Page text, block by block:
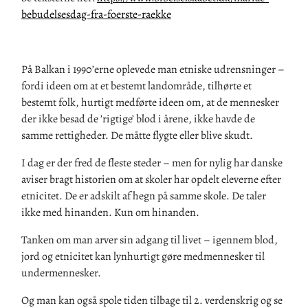
bebudelsesdag-fra-foerste-raekke
På Balkan i 1990’erne oplevede man etniske udrensninger –
fordi ideen om at et bestemt landområde, tilhørte et
bestemt folk, hurtigt medførte ideen om, at de mennesker
der ikke besad de ’rigtige’ blod i årene, ikke havde de
samme rettigheder. De måtte flygte eller blive skudt.
I dag er der fred de fleste steder – men for nylig har danske
aviser bragt historien om at skoler har opdelt eleverne efter
etnicitet. De er adskilt af hegn på samme skole. De taler
ikke med hinanden. Kun om hinanden.
Tanken om man arver sin adgang til livet – igennem blod,
jord og etnicitet kan lynhurtigt gøre medmennesker til
undermennesker.
Og man kan også spole tiden tilbage til 2. verdenskrig og se